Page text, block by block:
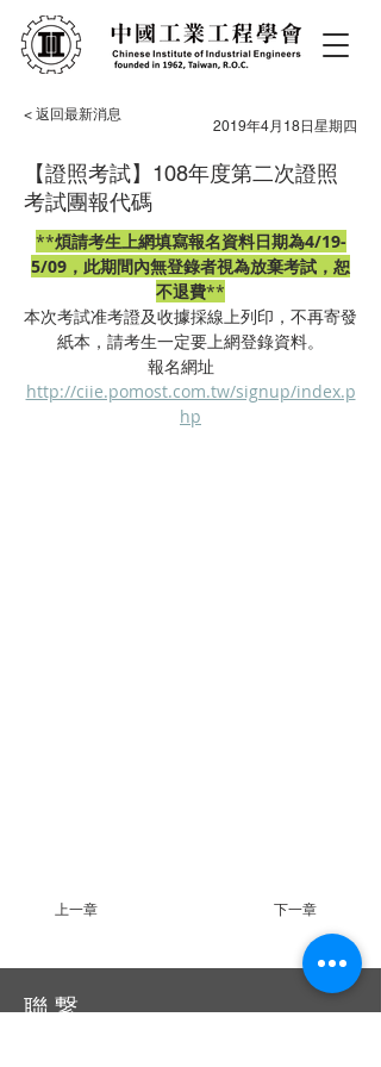
< 返回最新消息
2019年4月18日星期四
【證照考試】108年度第二次證照
考試團報代碼
**煩請考生上網填寫報名資料日期為4/19-
5/09，此期間內無登錄者視為放棄考試，恕
不退費**
本次考試准考證及收據採線上列印，不再寄發
紙本，請考生一定要上網登錄資料。
報名網址
http://ciie.pomost.com.tw/signup/index.p
hp
上一章 下一章
聯 繋